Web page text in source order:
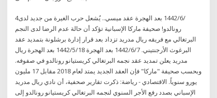
4‏‏/6‏‏/1442 بعد الهجرة عقد ميسي.. يُشعل حرب الغيرة من جديد لدى
رونالدو! صحيفة ماركا الإسبانية تؤكد أن حالة عدم الرضا لدى النجم
البرتغالي مع فريقه ريال مدريد تزداد بعد قرار إدارة برشلونة بتمديد عقد
البرغوث الأرجنتيني. 7‏‏/6‏‏/1442 بعد الهجرة 18‏‏/5‏‏/1442 بعد الهجرة ريال
مدريد يعلن تمديد عقد نجمه البرتغالي كريستيانو رونالدو في صفوفه.
وبحسب صحيفة "ماركا" فإن العقد الجديد يمتد لعام 2018 مقابل 17 مليون
يورو سنوياً. الاقتصادي - رياضة: ذكرت تقارير صحفية، أن نادي ريال مدريد
الإسباني بصدد رفع الأجر السنوي لنجمه البرتغالي كريستيانو رونالدو إلى